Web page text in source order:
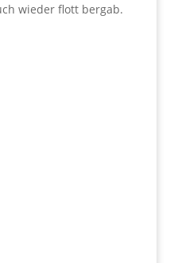
wieder flott bergab.